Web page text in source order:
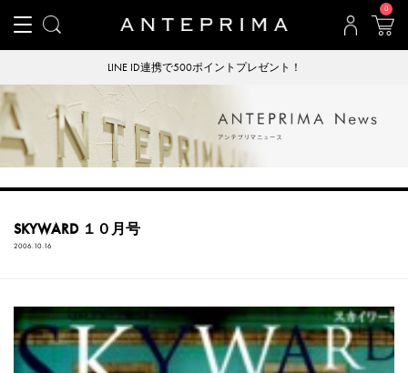
0
LINE ID連携で500ポイントプレゼント！
SKYWARD １０月号
2006.10.16